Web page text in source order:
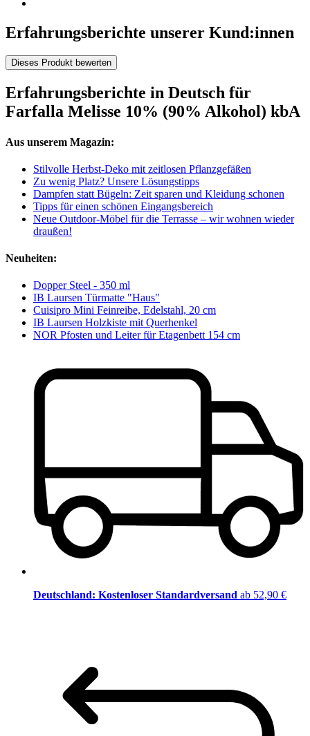
Erfahrungsberichte unserer Kund:innen
Dieses Produkt bewerten
Erfahrungsberichte in Deutsch für
Farfalla Melisse 10% (90% Alkohol) kbA
Aus unserem Magazin:
Stilvolle Herbst-Deko mit zeitlosen Pflanzgefäßen
Zu wenig Platz? Unsere Lösungstipps
Dampfen statt Bügeln: Zeit sparen und Kleidung schonen
Tipps für einen schönen Eingangsbereich
Neue Outdoor-Möbel für die Terrasse – wir wohnen wieder
draußen!
Neuheiten:
Dopper Steel - 350 ml
IB Laursen Türmatte "Haus"
Cuisipro Mini Feinreibe, Edelstahl, 20 cm
IB Laursen Holzkiste mit Querhenkel
NOR Pfosten und Leiter für Etagenbett 154 cm
Deutschland: Kostenloser Standardversand ab 52,90 €